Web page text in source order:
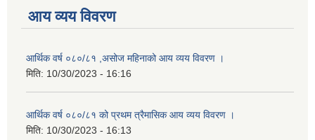
आय व्यय विवरण
आर्थिक वर्ष ०८०/८१ ,असोज महिनाको आय व्यय विवरण ।
मिति: 10/30/2023 - 16:16
आर्थिक वर्ष ०८०/८१ को प्रथम त्रैमासिक आय व्यय विवरण ।
मिति: 10/30/2023 - 16:13